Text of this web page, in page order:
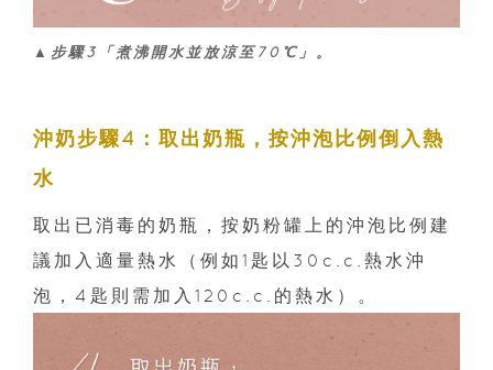
▲步驟3「煮沸開水並放涼至70℃」。
沖奶步驟4：取出奶瓶，按沖泡比例倒入熱
水
取出已消毒的奶瓶，按奶粉罐上的沖泡比例建
議加入適量熱水（例如1匙以30c.c.熱水沖
泡，4匙則需加入120c.c.的熱水）。